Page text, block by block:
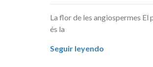
La flor de les angiospermes
és la
Seguir leyendo